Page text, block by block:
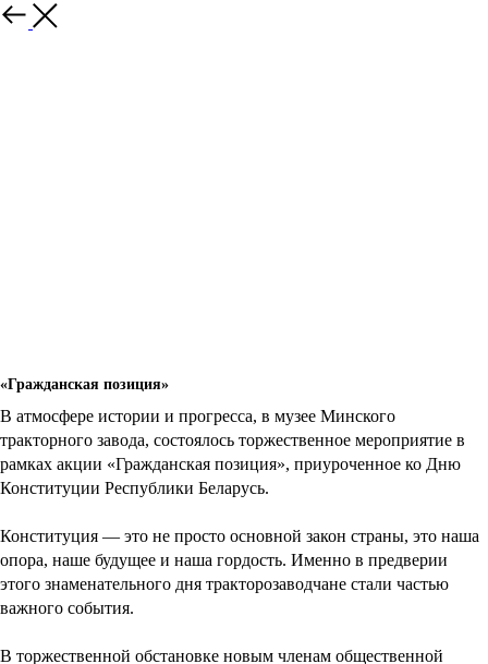
«Гражданская позиция»
В атмосфере истории и прогресса, в музее Минского
тракторного завода, состоялось торжественное мероприятие в
рамках акции «Гражданская позиция», приуроченное ко Дню
Конституции Республики Беларусь.
Конституция — это не просто основной закон страны, это наша
опора, наше будущее и наша гордость. Именно в предверии
этого знаменательного дня тракторозаводчане стали частью
важного события.
В торжественной обстановке новым членам общественной